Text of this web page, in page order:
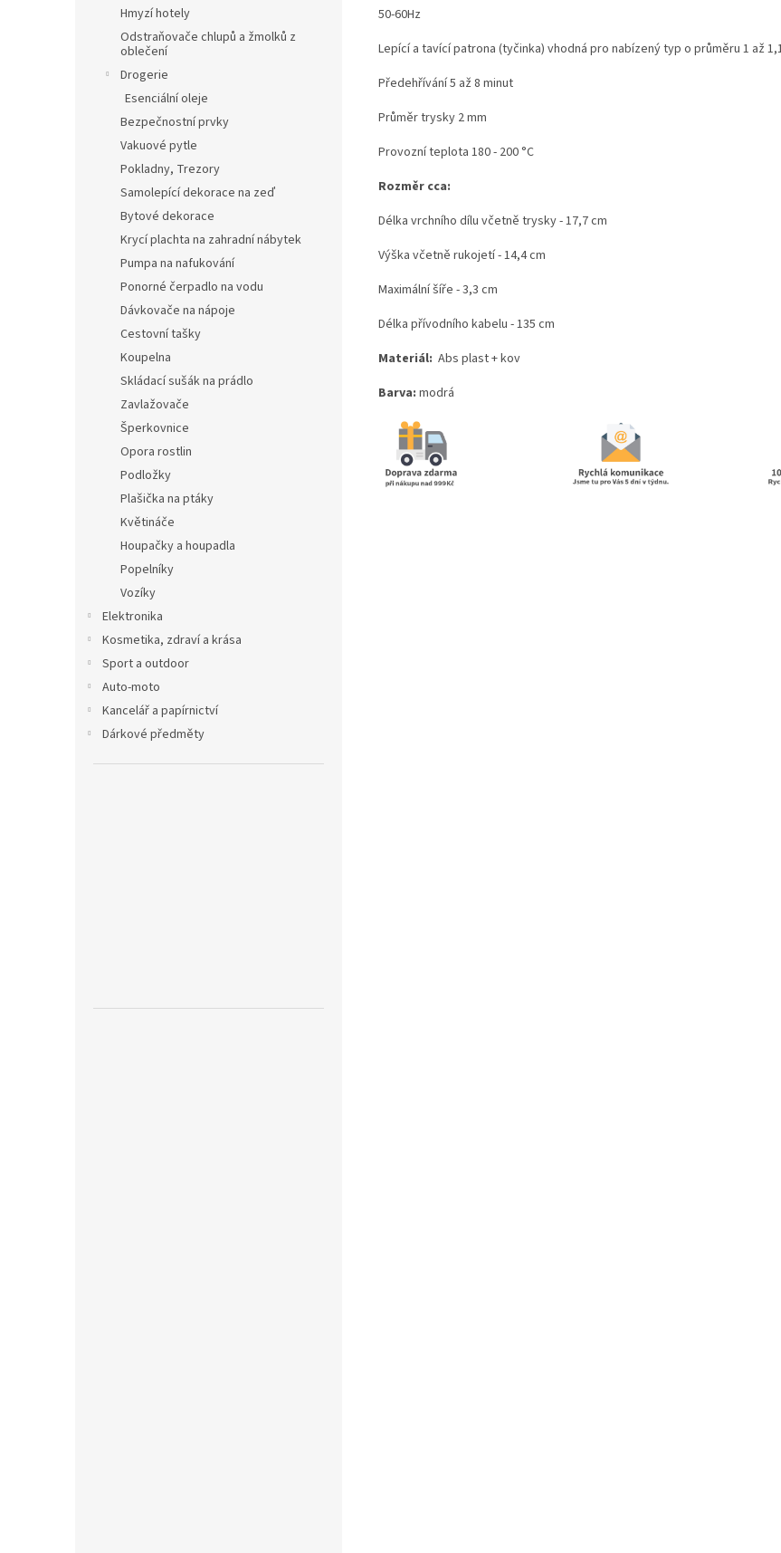
Hmyzí hotely
Odstraňovače chlupů a žmolků z
oblečení
Drogerie
Esenciální oleje
Bezpečnostní prvky
Vakuové pytle
Pokladny, Trezory
Samolepící dekorace na zeď
Bytové dekorace
Krycí plachta na zahradní nábytek
Pumpa na nafukování
Ponorné čerpadlo na vodu
Dávkovače na nápoje
Cestovní tašky
Koupelna
Skládací sušák na prádlo
Zavlažovače
Šperkovnice
Opora rostlin
Podložky
Plašička na ptáky
Květináče
Houpačky a houpadla
Popelníky
Vozíky
Elektronika
Kosmetika, zdraví a krása
Sport a outdoor
Auto-moto
Kancelář a papírnictví
Dárkové předměty
50-60Hz
Lepící a tavící patrona (tyčinka) vhodná pro nabízený typ o průměru 1 až
Předehřívání 5 až 8 minut
Průměr trysky 2 mm
Provozní teplota 180 - 200 °C
Rozměr cca:
Délka vrchního dílu včetně trysky - 17,7 cm
Výška včetně rukojetí - 14,4 cm
Maximální šíře - 3,3 cm
Délka přívodního kabelu - 135 cm
Materiál: Abs plast + kov
Barva: modrá